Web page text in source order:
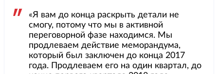
«Я вам до конца раскрыть детали не
смогу, потому что мы в активной
переговорной фазе находимся. Мы
продлеваем действие меморандума,
который был заключен до конца 2017
года. Продлеваем его на один квартал, до